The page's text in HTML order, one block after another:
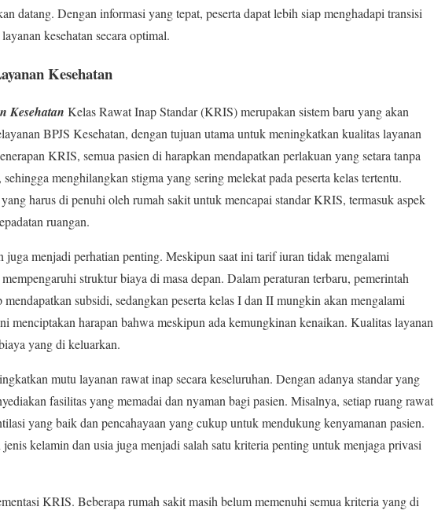
datang. Dengan informasi yang tepat, peserta dapat lebih siap menghadapi transisi
kesehatan secara optimal.
Kesehatan
Kesehatan Kelas Rawat Inap Standar (KRIS) merupakan sistem baru yang akan
BPJS Kesehatan, dengan tujuan utama untuk meningkatkan kualitas layanan
KRIS, semua pasien di harapkan mendapatkan perlakuan yang setara tanpa
menghilangkan stigma yang sering melekat pada peserta kelas tertentu.
harus di penuhi oleh rumah sakit untuk mencapai standar KRIS, termasuk aspek
ruangan.
juga menjadi perhatian penting. Meskipun saat ini tarif iuran tidak mengalami
struktur biaya di masa depan. Dalam peraturan terbaru, pemerintah
subsidi, sedangkan peserta kelas I dan II mungkin akan mengalami
menciptakan harapan bahwa meskipun ada kemungkinan kenaikan. Kualitas layanan
yang di keluarkan.
mutu layanan rawat inap secara keseluruhan. Dengan adanya standar yang
fasilitas yang memadai dan nyaman bagi pasien. Misalnya, setiap ruang rawat
yang baik dan pencahayaan yang cukup untuk mendukung kenyamanan pasien.
kelamin dan usia juga menjadi salah satu kriteria penting untuk menjaga privasi
KRIS. Beberapa rumah sakit masih belum memenuhi semua kriteria yang di